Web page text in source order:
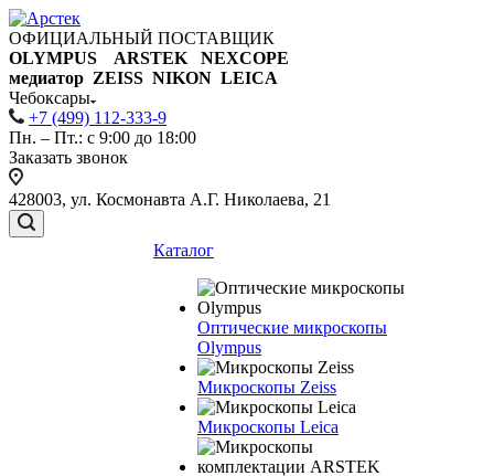
ОФИЦИАЛЬНЫЙ ПОСТАВЩИК
OLYMPUS ARSTEK NEXCOPE
медиатор ZEISS NIKON LEICA
Чебоксары
+7 (499) 112-333-9
Пн. – Пт.: с 9:00 до 18:00
Заказать звонок
428003, ул. Космонавта А.Г. Николаева, 21
Каталог
Оптические микроскопы
Olympus
Микроскопы Zeiss
Микроскопы Leica